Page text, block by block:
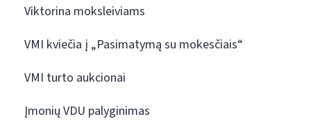
Viktorina moksleiviams
VMI kviečia į „Pasimatymą su mokesčiais“
VMI turto aukcionai
Įmonių VDU palyginimas